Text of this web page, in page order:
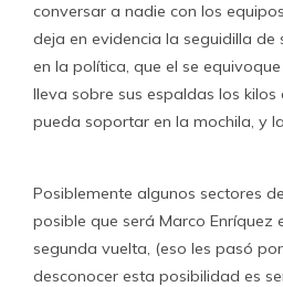
conversar a nadie con los
deja en evidencia la seguidilla de
en la política, que el se
lleva sobre sus espaldas los
pueda soportar en la mochila, y
Posiblemente algunos sectores
posible que será Marco Enríquez
segunda vuelta, (eso les pasó
desconocer esta posibilidad es